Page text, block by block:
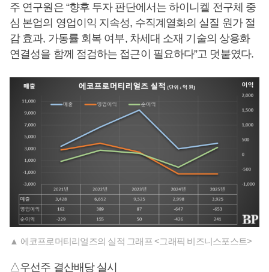
주 연구원은 “향후 투자 판단에서는 하이니켈 전구체 중
심 본업의 영업이익 지속성, 수직계열화의 실질 원가 절
감 효과, 가동률 회복 여부, 차세대 소재 기술의 상용화
연결성을 함께 점검하는 접근이 필요하다”고 덧붙였다.
▲ 에코프로머티리얼즈의 실적 그래프 <그래픽 비즈니스포스트>
△우선주 결산배당 실시